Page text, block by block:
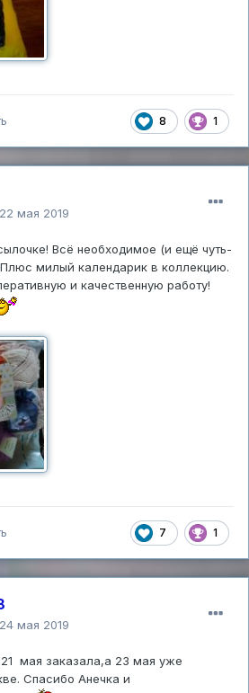
8 1
22 мая 2019
Всё необходимое (и ещё чуть-
милый календарик в коллекцию.
и качественную работу!
7 1
24 мая 2019
мая заказала,а 23 мая уже
Спасибо Анечка и